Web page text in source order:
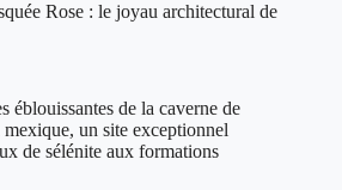
Rose : le joyau architectural de